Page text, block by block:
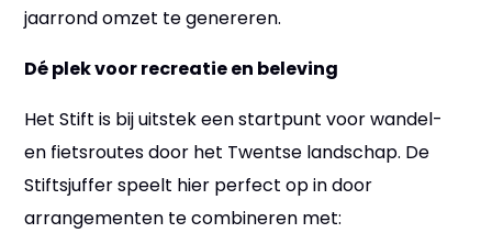
jaarrond omzet te genereren.
Dé plek voor recreatie en beleving
Het Stift is bij uitstek een startpunt voor wandel-
en fietsroutes door het Twentse landschap. De
Stiftsjuffer speelt hier perfect op in door
arrangementen te combineren met: